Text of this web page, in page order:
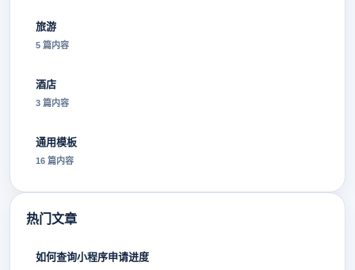
旅游
5 篇内容
酒店
3 篇内容
通用模板
16 篇内容
热门文章
如何查询小程序申请进度